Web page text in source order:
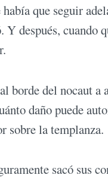
que seguir
después, cuando
borde del nocaut
daño puede
sobre la templanza.
sacó sus